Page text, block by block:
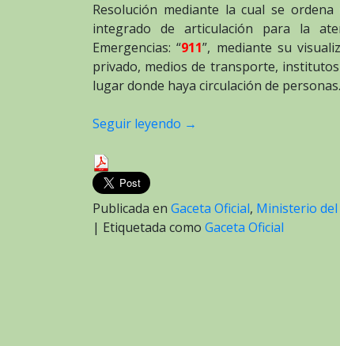
Resolución mediante la cual se
integrado de articulación para la
Emergencias: “911”, mediante su
privado, medios de transporte,
lugar donde haya circulación de personas.
Seguir leyendo →
Publicada en Gaceta Oficial, Ministerio del
| Etiquetada como Gaceta Oficial